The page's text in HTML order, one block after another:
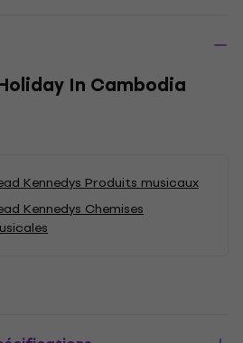
In Cambodia
Kennedys Produits musicaux
Kennedys Chemises